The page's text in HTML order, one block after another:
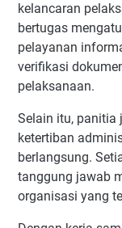
kelancaran
bertugas
pelayanan
verifikasi
pelaksanaan.
Selain itu, panitia
ketertiban
berlangsung.
tanggung jawab
organisasi yang